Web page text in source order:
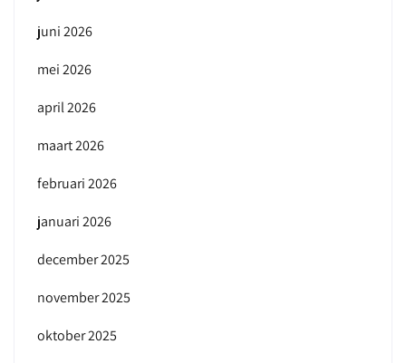
juni 2026
mei 2026
april 2026
maart 2026
februari 2026
januari 2026
december 2025
november 2025
oktober 2025